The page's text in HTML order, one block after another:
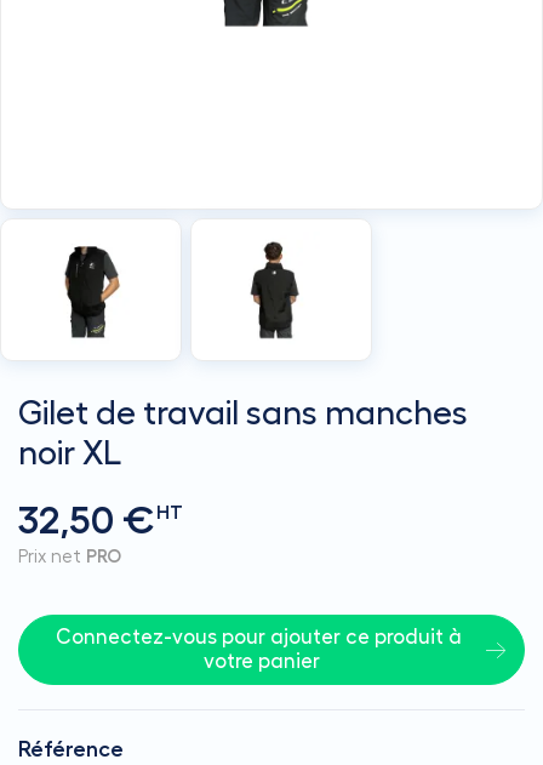
Gilet de travail sans manches
noir XL
32,50 €HT
Prix net PRO
Connectez-vous pour ajouter ce produit à
votre panier
Référence